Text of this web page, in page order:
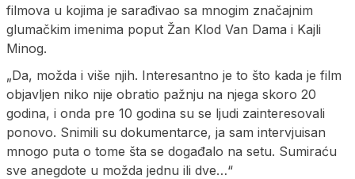
filmova u kojima je sarađivao sa mnogim značajnim
glumačkim imenima poput Žan Klod Van Dama i Kajli
Minog.
„Da, možda i više njih. Interesantno je to što kada je film
objavljen niko nije obratio pažnju na njega skoro 20
godina, i onda pre 10 godina su se ljudi zainteresovali
ponovo. Snimili su dokumentarce, ja sam intervjuisan
mnogo puta o tome šta se događalo na setu. Sumiraću
sve anegdote u možda jednu ili dve…“